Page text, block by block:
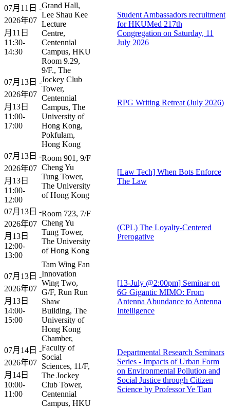
07月11日 -
2026年07
月11日
11:30-
14:30
Grand Hall,
Lee Shau Kee
Lecture
Centre,
Centennial
Campus, HKU
Student Ambassadors recruitment
for HKUMed 217th
Congregation on Saturday, 11
July 2026
07月13日 -
2026年07
月13日
11:00-
17:00
Room 9.29,
9/F., The
Jockey Club
Tower,
Centennial
Campus, The
University of
Hong Kong,
Pokfulam,
Hong Kong
RPG Writing Retreat (July 2026)
07月13日 -
2026年07
月13日
11:00-
12:00
Room 901, 9/F
Cheng Yu
Tung Tower,
The University
of Hong Kong
[Law Tech] When Bots Enforce
The Law
07月13日 -
2026年07
月13日
12:00-
13:00
Room 723, 7/F
Cheng Yu
Tung Tower,
The University
of Hong Kong
(CPL) The Loyalty-Centered
Prerogative
07月13日 -
2026年07
月13日
14:00-
15:00
Tam Wing Fan
Innovation
Wing Two,
G/F, Run Run
Shaw
Building, The
University of
Hong Kong
[13-July @2:00pm] Seminar on
6G Gigantic MIMO: From
Antenna Abundance to Antenna
Intelligence
07月14日 -
2026年07
月14日
10:00-
11:00
Chamber,
Faculty of
Social
Sciences, 11/F,
The Jockey
Club Tower,
Centennial
Campus, HKU
Departmental Research Seminars
Series - Impacts of Urban Form
on Environmental Pollution and
Social Justice through Citizen
Science by Professor Ye Tian